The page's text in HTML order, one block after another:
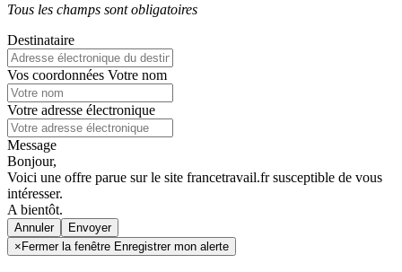
Tous les champs sont obligatoires
Destinataire
Vos coordonnées Votre nom
Votre adresse électronique
Message
Bonjour,
Voici une offre parue sur le site francetravail.fr susceptible de vous
intéresser.
A bientôt.
Annuler
× Fermer la fenêtre Enregistrer mon alerte